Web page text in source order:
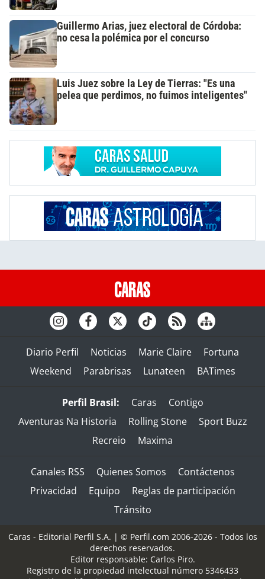
Guillermo Arias, juez electoral de Córdoba:
no cesa la polémica por el concurso
Luis Juez sobre la Ley de Tierras: "Es una
pelea que perdimos, no fuimos inteligentes"
Diario Perfil Noticias Marie Claire
Fortuna
Weekend
Parabrisas Lunateen BATimes
Perfil Brasil: Caras
Contigo
Aventuras Na Historia
Rolling Stone
Sport Buzz
Recreio
Maxima
Canales RSS Quienes Somos
Contáctenos
Privacidad
Equipo
Reglas de participación
Tránsito
Caras - Editorial Perfil S.A. | © Perfil.com 2006-2026 - Todos los
derechos reservados.
Editor responsable: Carlos Piro.
Registro de la propiedad intelectual número 5346433